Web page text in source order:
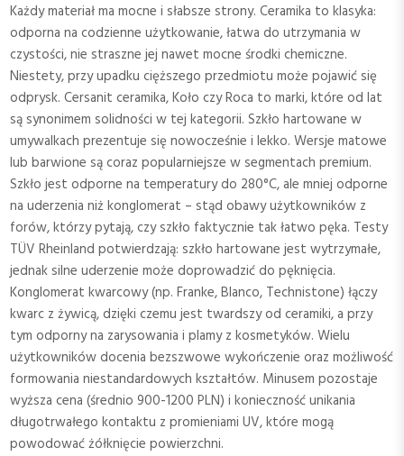
Każdy materiał ma mocne i słabsze strony. Ceramika to klasyka:
odporna na codzienne użytkowanie, łatwa do utrzymania w
czystości, nie straszne jej nawet mocne środki chemiczne.
Niestety, przy upadku cięższego przedmiotu może pojawić się
odprysk. Cersanit ceramika, Koło czy Roca to marki, które od lat
są synonimem solidności w tej kategorii. Szkło hartowane w
umywalkach prezentuje się nowocześnie i lekko. Wersje matowe
lub barwione są coraz popularniejsze w segmentach premium.
Szkło jest odporne na temperatury do 280°C, ale mniej odporne
na uderzenia niż konglomerat – stąd obawy użytkowników z
forów, którzy pytają, czy szkło faktycznie tak łatwo pęka. Testy
TÜV Rheinland potwierdzają: szkło hartowane jest wytrzymałe,
jednak silne uderzenie może doprowadzić do pęknięcia.
Konglomerat kwarcowy (np. Franke, Blanco, Technistone) łączy
kwarc z żywicą, dzięki czemu jest twardszy od ceramiki, a przy
tym odporny na zarysowania i plamy z kosmetyków. Wielu
użytkowników docenia bezszwowe wykończenie oraz możliwość
formowania niestandardowych kształtów. Minusem pozostaje
wyższa cena (średnio 900-1200 PLN) i konieczność unikania
długotrwałego kontaktu z promieniami UV, które mogą
powodować żółknięcie powierzchni.